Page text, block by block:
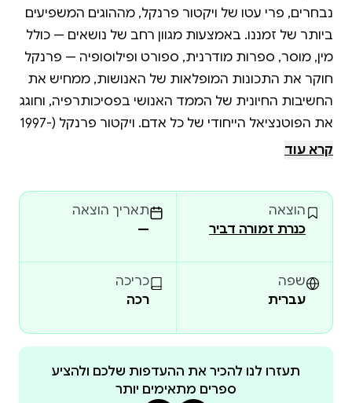
נבחרים, פרי עטו של ויקטור פרנקל, מההוגים המשפיעים
ביותר של זמננו. באמצעות מגוון רחב של נושאים — כולל
מין, מוסר, ספרות מודרנית, ספורט ופילוסופיה — פרנקל
חוקר את התכונות המופלאות של האנושות, ממחיש את
החשיבות החיונית של הממד האנושי בפסיכותרפיה, וחוגג
את הפוטנציאל הייחודי של כל אדם. ויקטור פרנקל (1997-
1905) היה יהודי וינאי, הוגה דעות, פרופסור לנוירולוגיה
הפסיכותרפית למציאת משמעות לחיים, הלכה למעשה.
פירסם 40 ספרים שראו אור ביותר מ־50 שפות. ספרו
האדם מחפש משמעות, שיצא גם הוא בהוצאת
המשפיעים בעולם, ונמכר ביותר מ־12 מיליון עותקים.
קרא עוד
הוצאה
כנרת זמורה דביר
תאריך הוצאה
—
שפה
עברית
כריכה
רכה
תעזרו לנו להכיר את ההעדפות שלכם ולהציע
ספרים מתאימים יותר